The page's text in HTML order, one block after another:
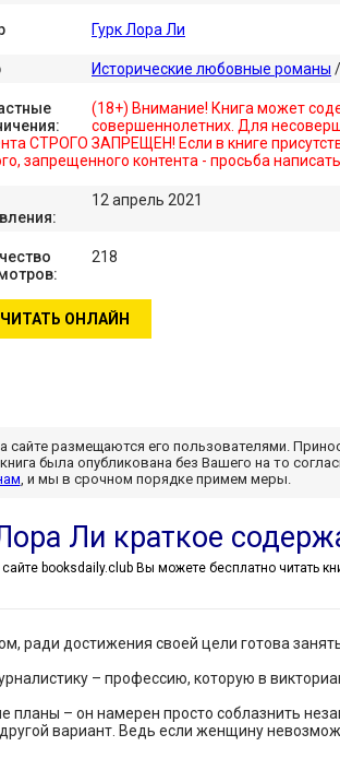
Гурк Лора Ли
Исторические любовные романы /
(18+) Внимание! Книга может
совершеннолетних. Для
СТРОГО ЗАПРЕЩЕН! Если в книге
запрещенного контента - просьба
12 апрель 2021
218
ЧИТАТЬ ОНЛАЙН
сайте размещаются его пользователями.
была опубликована без Вашего на то
, и мы в срочном порядке примем меры.
Ли краткое
сайте booksdaily.club Вы можете бесплатно читать
ради достижения своей цели готова
– профессию, которую в
– он намерен просто соблазнить
вариант. Ведь если женщину